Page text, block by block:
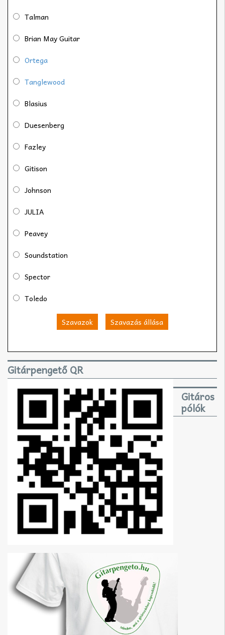
Talman
Brian May Guitar
Ortega
Tanglewood
Blasius
Duesenberg
Fazley
Gitison
Johnson
JULIA
Peavey
Soundstation
Spector
Toledo
Szavazok Szavazás állása
Gitárpengető QR
Gitáros
pólók